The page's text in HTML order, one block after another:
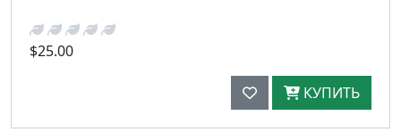
$25.00
КУПИТЬ